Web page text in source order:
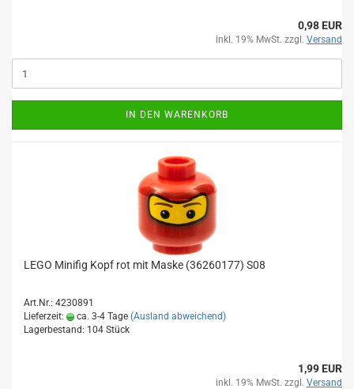
0,98 EUR
inkl. 19% MwSt. zzgl. Versand
IN DEN WARENKORB
LEGO Minifig Kopf rot mit Maske (36260177) S08
Art.Nr.: 4230891
Lieferzeit:
ca. 3-4 Tage (Ausland abweichend)
Lagerbestand: 104 Stück
1,99 EUR
inkl. 19% MwSt. zzgl. Versand